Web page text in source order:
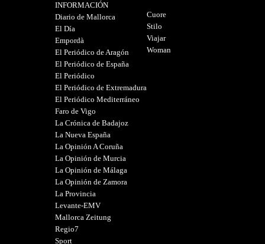
INFORMACIÓN
Diario de Mallorca
El Día
Empordà
El Periódico de Aragón
El Periódico de España
El Periódico
El Periódico de Extremadura
El Periódico Mediterráneo
Faro de Vigo
La Crónica de Badajoz
La Nueva España
La Opinión A Coruña
La Opinión de Murcia
La Opinión de Málaga
La Opinión de Zamora
La Provincia
Levante-EMV
Mallorca Zeitung
Regio7
Sport
Cuore
Stilo
Viajar
Woman